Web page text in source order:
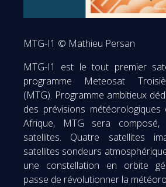
MTG-I1 © Mathieu Persan
MTG-I1 est le tout premier
programme Meteosat
(MTG). Programme ambitieux
des prévisions
Afrique, MTG sera
satellites. Quatre satellites
satellites sondeurs
une constellation en orbite
passe de révolutionner la